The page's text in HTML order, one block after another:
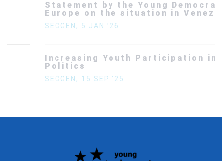
Statement by the Young Democrats for
Europe on the situation in Venezuela
5 JAN ’26
Increasing Youth Participation in
Politics
15 SEP ’25